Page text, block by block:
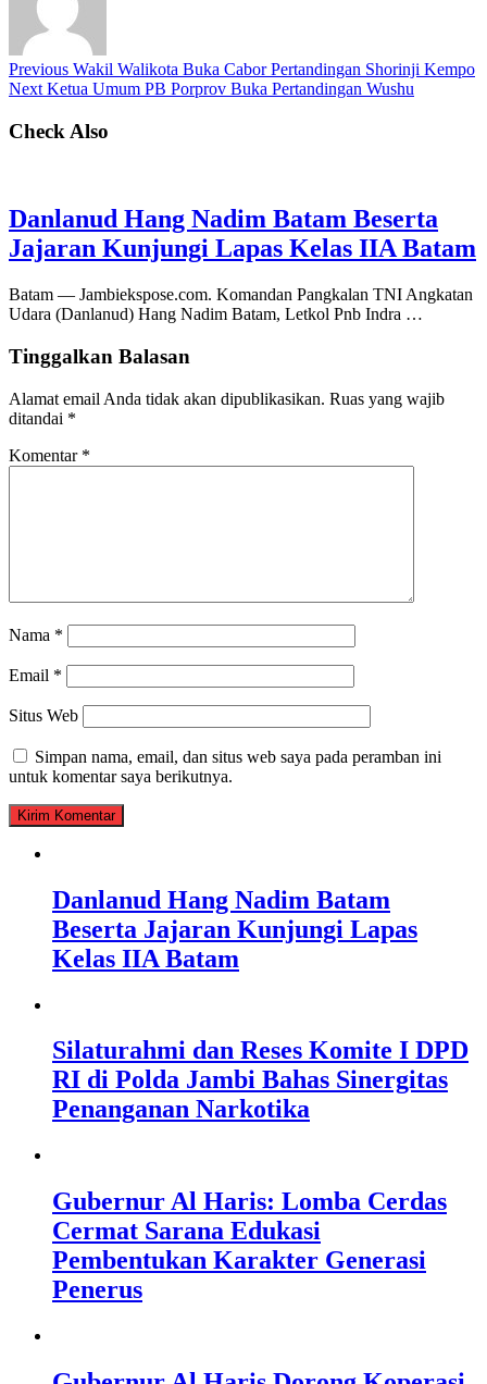
Previous Wakil Walikota Buka Cabor Pertandingan Shorinji Kempo
Next Ketua Umum PB Porprov Buka Pertandingan Wushu
Check Also
Danlanud Hang Nadim Batam Beserta
Jajaran Kunjungi Lapas Kelas IIA Batam
Batam — Jambiekspose.com. Komandan Pangkalan TNI Angkatan
Udara (Danlanud) Hang Nadim Batam, Letkol Pnb Indra …
Tinggalkan Balasan
Alamat email Anda tidak akan dipublikasikan. Ruas yang wajib
ditandai *
Komentar *
Nama *
Email *
Situs Web
Simpan nama, email, dan situs web saya pada peramban ini
untuk komentar saya berikutnya.
Danlanud Hang Nadim Batam
Beserta Jajaran Kunjungi Lapas
Kelas IIA Batam
Silaturahmi dan Reses Komite I DPD
RI di Polda Jambi Bahas Sinergitas
Penanganan Narkotika
Gubernur Al Haris: Lomba Cerdas
Cermat Sarana Edukasi
Pembentukan Karakter Generasi
Penerus